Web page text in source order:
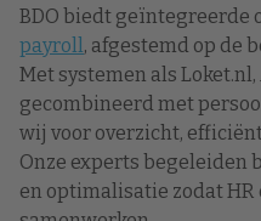
BDO biedt geïntegreerde
payroll , afgestemd op de
Met systemen als Loket.nl,
gecombineerd met
wij voor overzicht,
Onze experts
en optimalisatie zodat